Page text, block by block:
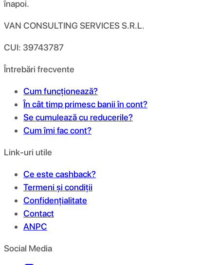
înapoi.
VAN CONSULTING SERVICES S.R.L.
CUI: 39743787
Întrebări frecvente
Cum funcționează?
În cât timp primesc banii în cont?
Se cumulează cu reducerile?
Cum îmi fac cont?
Link-uri utile
Ce este cashback?
Termeni și condiții
Confidențialitate
Contact
ANPC
Social Media